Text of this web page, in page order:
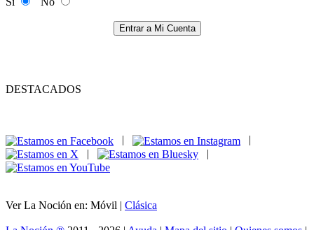
Entrar a Mi Cuenta
DESTACADOS
|
|
Ver La Noción en: Móvil | Clásica